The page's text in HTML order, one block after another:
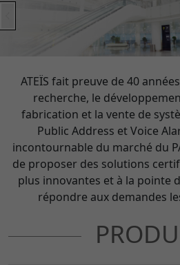
ATEÏS fait preuve de 40
recherche, le
fabrication et la vente de
Public Address et Voice
incontournable du marché du
de proposer des solutions
plus innovantes et à la pointe
répondre aux demandes